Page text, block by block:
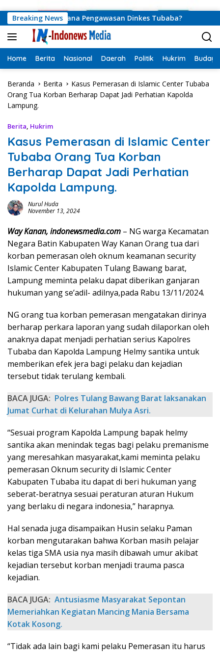
Breaking News
Ke Mana Pengawasan Dinkes Tubaba?
Home Berita Nasional Daerah Politik Hukrim Budaya
Beranda Berita
Kasus Pemerasan di Islamic Center Tubaba
Orang Tua Korban Berharap Dapat Jadi Perhatian Kapolda
Lampung.
Berita, Hukrim
Kasus Pemerasan di Islamic Center
Tubaba Orang Tua Korban
Berharap Dapat Jadi Perhatian
Kapolda Lampung.
Nurul Huda
November 13, 2024
Way Kanan, indonewsmedia.com – NG warga Kecamatan
Negara Batin Kabupaten Way Kanan Orang tua dari
korban pemerasan oleh oknum keamanan security
Islamic Center Kabupaten Tulang Bawang barat,
Lampung meminta pelaku dapat diberikan ganjaran
hukuman yang se’adil- adilnya,pada Rabu 13/11/2024.
NG orang tua korban pemerasan mengatakan dirinya
berharap perkara laporan yang sudah dilaporkan oleh
anaknya dapat menjadi perhatian serius Kapolres
Tubaba dan Kapolda Lampung Helmy santika untuk
memberikan efek jera bagi pelaku dan kejadian
tersebut tidak terulang kembali.
BACA JUGA: Polres Tulang Bawang Barat laksanakan
Jumat Curhat di Kelurahan Mulya Asri.
“Sesuai program Kapolda Lampung bapak helmy
santika akan menindak tegas bagi pelaku premanisme
yang meresahkan masyarakat,kami meminta pelaku
pemerasan Oknum security di Islamic Center
Kabupaten Tubaba itu dapat di beri hukuman yang
seberat-beratnya sesuai peraturan aturan Hukum
yang berlaku di negara indonesia,” harapnya.
Hal senada juga disampaikan Husin selaku Paman
korban mengutarakan bahwa Korban masih pelajar
kelas tiga SMA usia nya masih dibawah umur akibat
kejadian tersebut korban menjadi trauma pasca
kejadian.
BACA JUGA: Antusiasme Masyarakat Sepontan
Memeriahkan Kegiatan Mancing Mania Bersama
Kotak Kosong.
“Tidak ada lain bagi kami pelaku Pemerasan itu harus